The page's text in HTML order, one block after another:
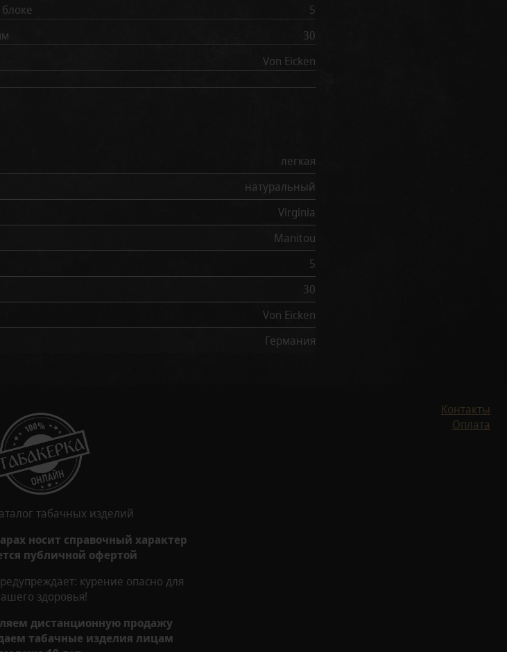
5
30
Von Eicken
легкая
натуральный
Virginia
Manitou
5
30
Von Eicken
Германия
табачных изделий
носит справочный характер
публичной офертой
курение опасно для
здоровья!
дистанционную продажу
табачные изделия лицам
Контакты
Оплата